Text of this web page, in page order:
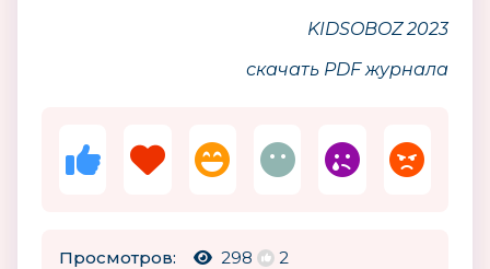
KIDSOBOZ 2023
скачать PDF журнала
Просмотров: 298 2